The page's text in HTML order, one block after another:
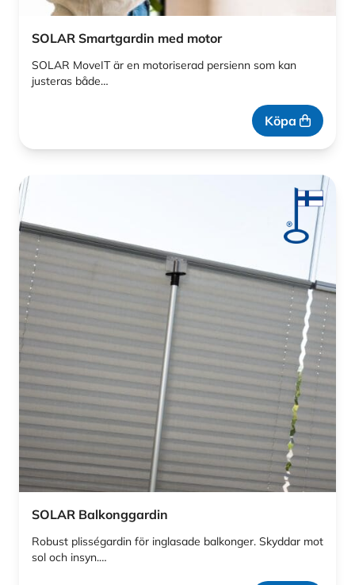
SOLAR Smartgardin med motor
SOLAR MoveIT är en motoriserad persienn som kan
justeras både…
Köpa
SOLAR Balkonggardin
Robust plisségardin för inglasade balkonger. Skyddar mot
sol och insyn.…